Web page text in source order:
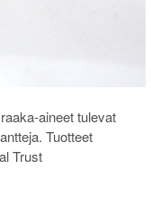
aineet tulevat
Tuotteet
Trust